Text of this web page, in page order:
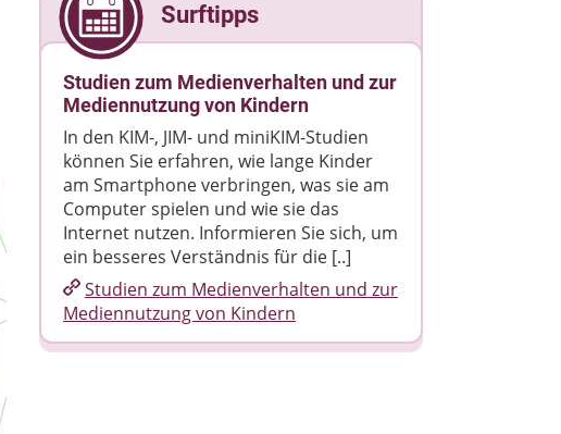
Surftipps
Studien zum Medienverhalten und zur
Mediennutzung von Kindern
In den KIM-, JIM- und miniKIM-Studien
können Sie erfahren, wie lange Kinder
am Smartphone verbringen, was sie am
Computer spielen und wie sie das
Internet nutzen. Informieren Sie sich, um
ein besseres Verständnis für die [..]
Studien zum Medienverhalten und zur
Mediennutzung von Kindern